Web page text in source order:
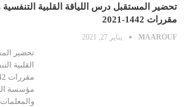
تحضير المستقبل درس اللياقة القلبية التنفسية
مقررات 1442-2021
MAAROUF يناير 27, 2021
تحضير
القلبية
مؤسسة